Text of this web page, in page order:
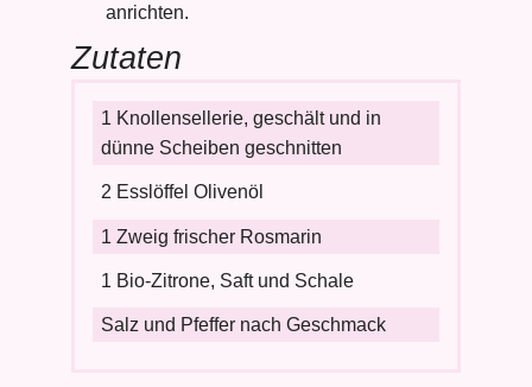
anrichten.
Zutaten
1 Knollensellerie, geschält und in
dünne Scheiben geschnitten
2 Esslöffel Olivenöl
1 Zweig frischer Rosmarin
1 Bio-Zitrone, Saft und Schale
Salz und Pfeffer nach Geschmack